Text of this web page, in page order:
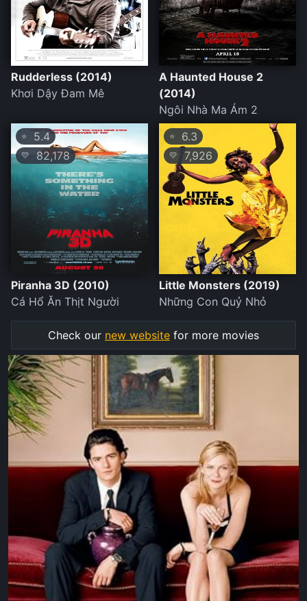
Rudderless (2014)
Khơi Dậy Đam Mê
A Haunted House 2
(2014)
Ngôi Nhà Ma Ám 2
⭐ 5.4
💛 82,178
Piranha 3D (2010)
Cá Hổ Ăn Thịt Người
⭐ 6.3
💛 7,926
Little Monsters (2019)
Những Con Quỷ Nhỏ
Check our new website for more movies